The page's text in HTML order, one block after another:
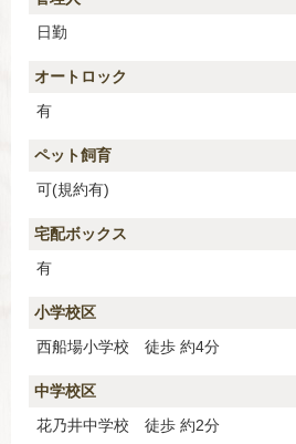
日勤
オートロック
有
ペット飼育
可(規約有)
宅配ボックス
有
小学校区
西船場小学校 徒歩 約4分
中学校区
花乃井中学校 徒歩 約2分